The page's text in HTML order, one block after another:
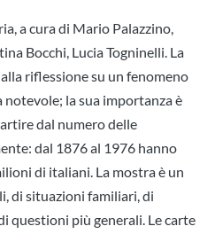
a cura di Mario Palazzino,
Bocchi, Lucia Togninelli. La
riflessione su un fenomeno
notevole; la sua importanza è
dal numero delle
dal 1876 al 1976 hanno
di italiani. La mostra è un
di situazioni familiari, di
questioni più generali. Le carte